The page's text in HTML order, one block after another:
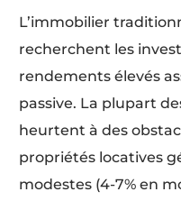
L’immobilier
recherchent les
rendements élevés
passive. La plupart
heurtent à des
propriétés locatives
modestes (4-7% en